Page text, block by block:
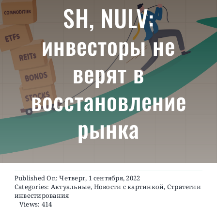
ЧТО ТАКОЕ ETF
ИНВЕСТИЦИИ В ETF
ТЕМАТИЧЕСКИЕ ETF
АКТУАЛЬНЫЕ
О ПРОЕКТЕ
SH, NULV:
инвесторы не
верят в
восстановление
рынка
Published On: Четверг, 1 сентября, 2022
Categories: Актуальные, Новости с картинкой, Стратегии
инвестирования
Views: 414